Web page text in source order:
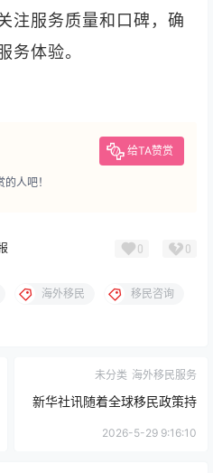
注服务质量和口碑，确
务体验。
给TA赞赏
人吧！
0 0
海外移民 移民咨询
未分类 海外移民服务
新华社讯随着全球移民政策持
续调整，海外移民服务行业迎
2026-5-29 9:16:10